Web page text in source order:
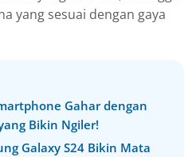
yang sesuai dengan gaya
Gahar dengan
Bikin Ngiler!
Galaxy S24 Bikin Mata